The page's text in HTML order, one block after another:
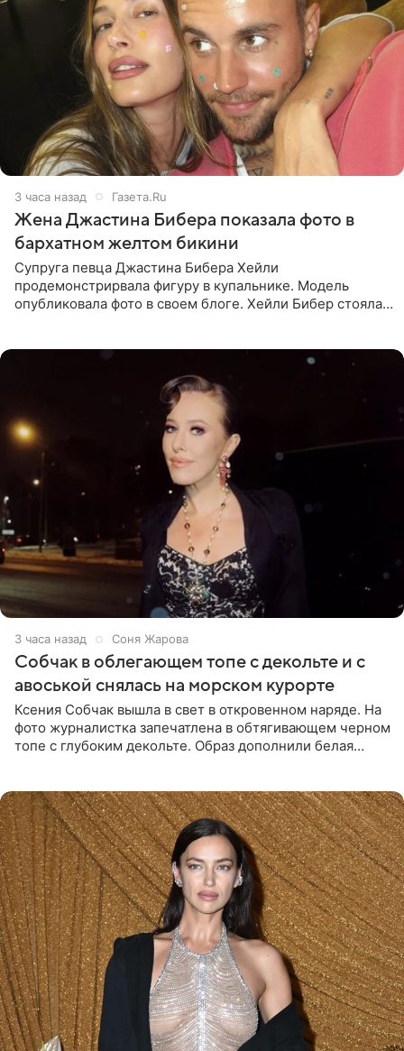
3 часа назад Газета.Ru
Жена Джастина Бибера показала фото в
бархатном желтом бикини
Супруга певца Джастина Бибера Хейли
продемонстрирвала фигуру в купальнике. Модель
опубликовала фото в своем блоге. Хейли Бибер стояла
3 часа назад Соня Жарова
Собчак в облегающем топе с декольте и с
авоськой снялась на морском курорте
Ксения Собчак вышла в свет в откровенном наряде. На
фото журналистка запечатлена в обтягивающем черном
топе с глубоким декольте. Образ дополнили белая